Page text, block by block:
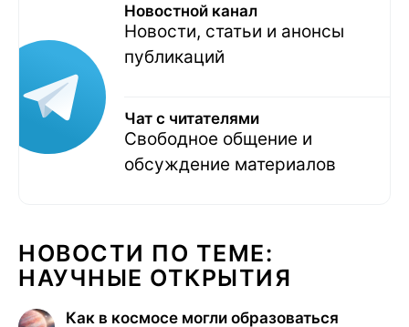
Новостной канал
Новости, статьи и анонсы
публикаций
Чат с читателями
Свободное общение и
обсуждение материалов
НОВОСТИ ПО ТЕМЕ:
НАУЧНЫЕ ОТКРЫТИЯ
Как в космосе могли образоваться